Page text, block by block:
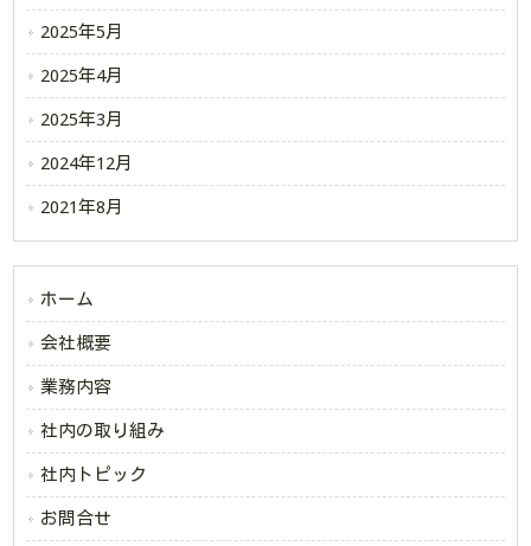
2025年5月
2025年4月
2025年3月
2024年12月
2021年8月
ホーム
会社概要
業務内容
社内の取り組み
社内トピック
お問合せ